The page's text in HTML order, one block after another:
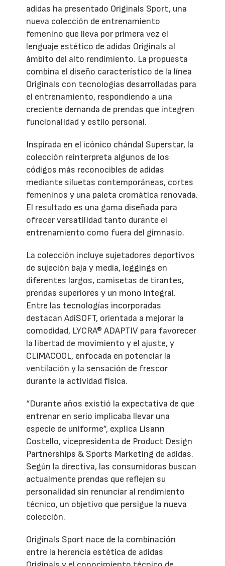
adidas ha presentado Originals Sport, una
nueva colección de entrenamiento
femenino que lleva por primera vez el
lenguaje estético de adidas Originals al
ámbito del alto rendimiento. La propuesta
combina el diseño característico de la línea
Originals con tecnologías desarrolladas para
el entrenamiento, respondiendo a una
creciente demanda de prendas que integren
funcionalidad y estilo personal.
Inspirada en el icónico chándal Superstar, la
colección reinterpreta algunos de los
códigos más reconocibles de adidas
mediante siluetas contemporáneas, cortes
femeninos y una paleta cromática renovada.
El resultado es una gama diseñada para
ofrecer versatilidad tanto durante el
entrenamiento como fuera del gimnasio.
La colección incluye sujetadores deportivos
de sujeción baja y media, leggings en
diferentes largos, camisetas de tirantes,
prendas superiores y un mono integral.
Entre las tecnologías incorporadas
destacan AdiSOFT, orientada a mejorar la
comodidad, LYCRA® ADAPTIV para favorecer
la libertad de movimiento y el ajuste, y
CLIMACOOL, enfocada en potenciar la
ventilación y la sensación de frescor
durante la actividad física.
“Durante años existió la expectativa de que
entrenar en serio implicaba llevar una
especie de uniforme”, explica Lisann
Costello, vicepresidenta de Product Design
Partnerships & Sports Marketing de adidas.
Según la directiva, las consumidoras buscan
actualmente prendas que reflejen su
personalidad sin renunciar al rendimiento
técnico, un objetivo que persigue la nueva
colección.
Originals Sport nace de la combinación
entre la herencia estética de adidas